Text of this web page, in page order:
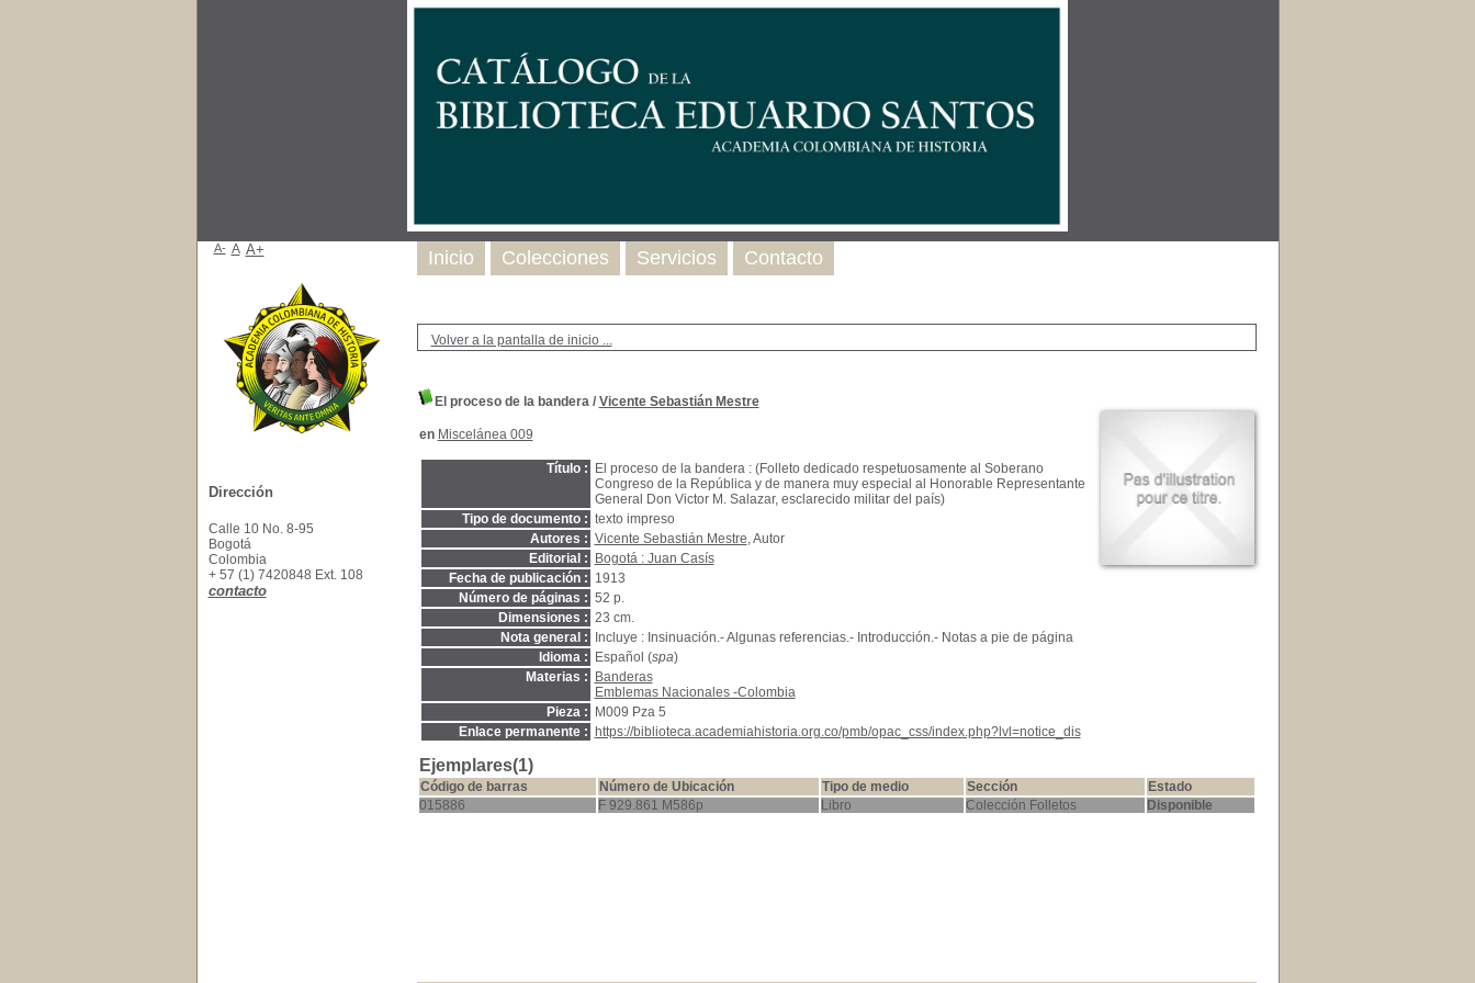
Volver a la pantalla de inicio ...
El proceso de la bandera/ Vicente Sebastián Mestre
en Miscelánea 009
Título :
El proceso de la bandera : (Folleto dedicado respetuosamente al Soberano
Congreso de la República y de manera muy especial al Honorable Representante
General Don Victor M. Salazar, esclarecido militar del país)
Tipo de documento : texto impreso
Autores : Vicente Sebastián Mestre, Autor
Editorial :
Bogotá : Juan Casís
Fecha de publicación : 1913
Número de páginas : 52 p.
Dimensiones : 23 cm.
Nota general :
Incluye : Insinuación.- Algunas referencias.- Introducción.- Notas a pie de página
Idioma :
Español (spa)
Materias :
Banderas
Emblemas Nacionales -Colombia
Pieza :
M009 Pza 5
Enlace permanente :
https://biblioteca.academiahistoria.org.co/pmb/opac_css/index.php?lvl=notice_dis
Ejemplares(1)
Código de barras Número de Ubicación Tipo de medio Sección
Estado
015886
F 929.861 M586p Libro Colección Folletos Disponible
Inicio Colecciones Servicios Contacto
A- A A+
Dirección
Calle 10 No. 8-95
Bogotá
Colombia
+ 57 (1) 7420848 Ext. 108
contacto